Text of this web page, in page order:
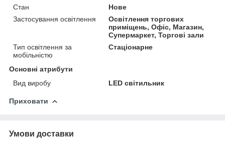
Стан
Нове
Застосування освітлення
Освітлення торгових
приміщень, Офіс, Магазин,
Супермаркет, Торгові зали
Тип освітлення за
мобільністю
Стаціонарне
Основні атрибути
Вид виробу
LED світильник
Приховати
Умови доставки